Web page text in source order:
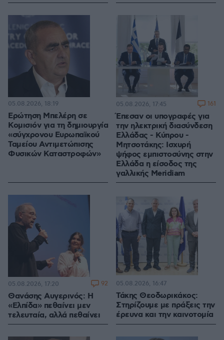
Ερώτηση Μπελέρη σε
Κομισιόν για τη δημιουργία
«σύγχρονου Ευρωπαϊκού
Ταμείου Αντιμετώπισης
Φυσικών Καταστροφών»
05.08.2026, 18:19
Έπεσαν οι υπογραφές για
την ηλεκτρική διασύνδεση
Ελλάδας - Κύπρου -
Μητσοτάκης: Ισχυρή
ψήφος εμπιστοσύνης στην
Ελλάδα η είσοδος της
γαλλικής Meridiam
05.08.2026, 17:45 161
Θανάσης Αυγερινός: Η
«Ελπίδα» πεθαίνει μεν
τελευταία, αλλά πεθαίνει
05.08.2026, 17:20 92
Τάκης Θεοδωρικάκος:
Στηρίζουμε με πράξεις την
έρευνα και την καινοτομία
05.08.2026, 16:47